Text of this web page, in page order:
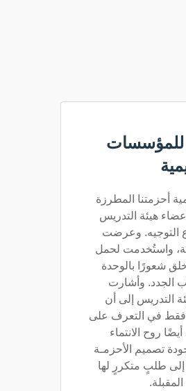
للمؤسسات
أحزمتنا المطرزة
هيئة التدريس
التوجيه. وعرضت
واستُخدمت لحمل
شعورًا بالوحدة
الجدد. وأشارت
التدريس إلى أن
في التعرف على
روح الانتماء
تصميم الأحزمـة
طلبٍ متكررٍ لها